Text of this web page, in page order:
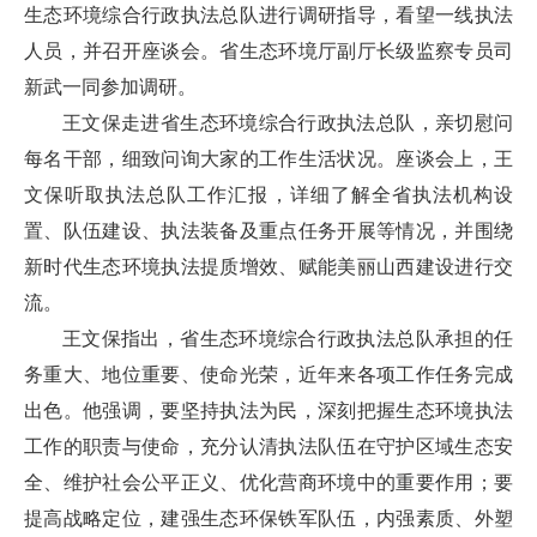
生态环境综合行政执法总队进行调研指导，看望一线执法
人员，并召开座谈会。省生态环境厅副厅长级监察专员司
新武一同参加调研。
王文保走进省生态环境综合行政执法总队，亲切慰问
每名干部，细致问询大家的工作生活状况。座谈会上，王
文保听取执法总队工作汇报，详细了解全省执法机构设
置、队伍建设、执法装备及重点任务开展等情况，并围绕
新时代生态环境执法提质增效、赋能美丽山西建设进行交
流。
王文保指出，省生态环境综合行政执法总队承担的任
务重大、地位重要、使命光荣，近年来各项工作任务完成
出色。他强调，要坚持执法为民，深刻把握生态环境执法
工作的职责与使命，充分认清执法队伍在守护区域生态安
全、维护社会公平正义、优化营商环境中的重要作用；要
提高战略定位，建强生态环保铁军队伍，内强素质、外塑